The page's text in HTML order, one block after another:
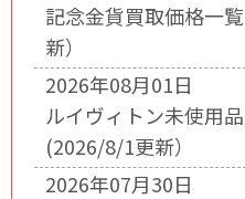
記念金貨買取価格一
新）
2026年08月01日
ルイヴィトン未使用
(2026/8/1更新）
2026年07月30日